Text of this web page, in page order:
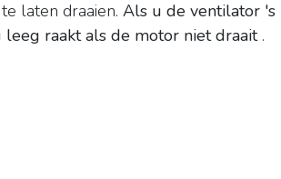
laten draaien. Als u de ventilator 's
leeg raakt als de motor niet draait.